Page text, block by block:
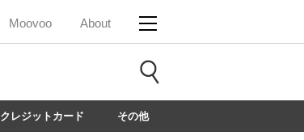
Moovoo About
クレジットカード その他